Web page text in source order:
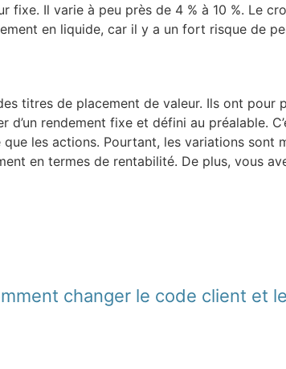
fixe. Il varie à peu près de 4 % à 10 %. Le
en liquide, car il y a un fort risque de
titres de placement de valeur. Ils ont pour
rendement fixe et défini au préalable.
les actions. Pourtant, les variations sont
en termes de rentabilité. De plus, vous